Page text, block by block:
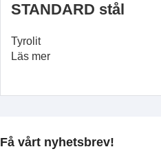
STANDARD stål
Tyrolit
Läs mer
Få vårt nyhetsbrev!